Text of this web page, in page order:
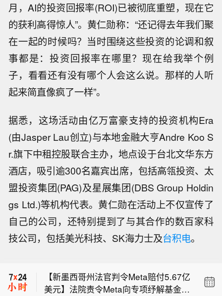
月，AI的投资回报率(ROI)已被彻底重塑，现在它
的获利高得惊人”。黄仁勋称：“还记得去年我们聚
在一起的时候吗？当时围绕这些投资的论调和叙
事都是：投资回报率在哪里？现在给我举个例
子，看看还有没有哪个人会这么说。那样的人听
起来简直像疯了一样”。
据悉，这场活动由亿万富豪支持的投资机构Era
(由Jasper Lau创立)与本地金融大亨Andre Koo S
r.旗下中租控股联合主办，地点设于台北文华东方
酒店，吸引逾300名嘉宾出席，包括高瓴投资、太
盟投资集团(PAG)及星展集团(DBS Group Holdin
gs Ltd.)等机构代表。黄仁勋在活动上不仅宣传了
自己的公司，还特别提到了与其合作的数百家科
技公司，包括美光科技、SK海力士及台积电。
日本政府官员谈及6月家庭支出情况：
台风、低温天气及降雨量增加导致饮
【新墨西哥州法官判令Meta赔付5.67亿
美元】法院责令Meta向专项纾解基金缴